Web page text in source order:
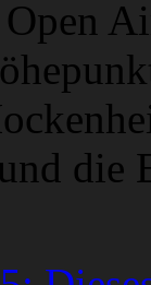
die